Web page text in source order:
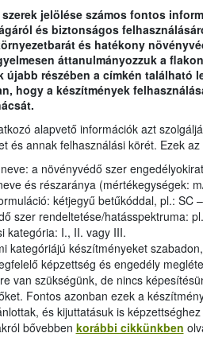
jelölése számos fontos
és biztonságos
és hatékony
áttanulmányozzuk a
újabb részében a címkén
hogy a készítmények
alapvető információk azt
és annak felhasználási körét. Ezek az
a növényvédő szer
és részaránya (mértékegységek:
kétjegyű betűkóddal, pl.: SC
szer rendeltetése/hatásspektruma:
kategória: I., II. vagy III.
kategóriájú készítményeket
képzettség és engedély
van szükségünk, de nincs
Fontos azonban ezek a
és kijuttatásuk is
bővebben korábbi cikkünkben